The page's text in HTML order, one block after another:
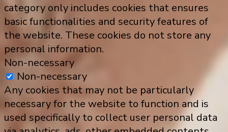
category only includes cookies that ensures
basic functionalities and security features of
the website. These cookies do not store any
personal information.
Non-necessary
Non-necessary
Any cookies that may not be particularly
necessary for the website to function and is
used specifically to collect user personal data